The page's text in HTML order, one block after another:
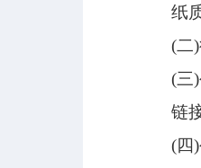
纸
(二
(三
链
(四